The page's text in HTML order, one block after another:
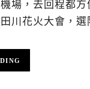
場，去回程都
川花火大會，